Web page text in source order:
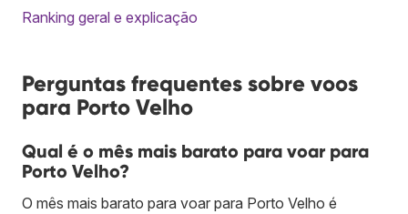
Ranking geral e explicação
Perguntas frequentes sobre voos
para Porto Velho
Qual é o mês mais barato para voar para
Porto Velho?
O mês mais barato para voar para Porto Velho é